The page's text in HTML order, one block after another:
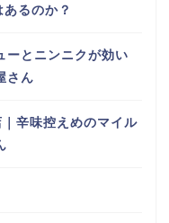
るのか？
ーとニンニクが効い
さん
辛味控えめのマイル